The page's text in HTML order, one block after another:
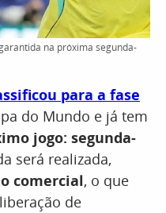
na próxima segunda-
para a fase
do Mundo e já tem
jogo: segunda-
será realizada,
comercial, o que
de